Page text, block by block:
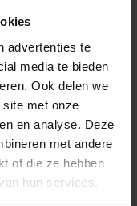
advertenties te
media te bieden
Ook delen we
met onze
en analyse. Deze
met andere
of die ze hebben
hun services.
ihre Arbeit sein. So
ihren Eltern zu
Creative an erster
im Labor den
unterzogen. Alle